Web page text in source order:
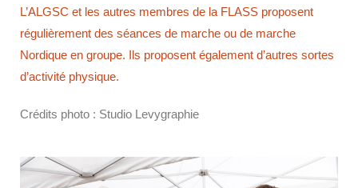
L’ALGSC et les autres membres de la FLASS proposent
régulièrement des séances de marche ou de marche
Nordique en groupe. Ils proposent également d’autres sortes
d’activité physique.
Crédits photo : Studio Levygraphie